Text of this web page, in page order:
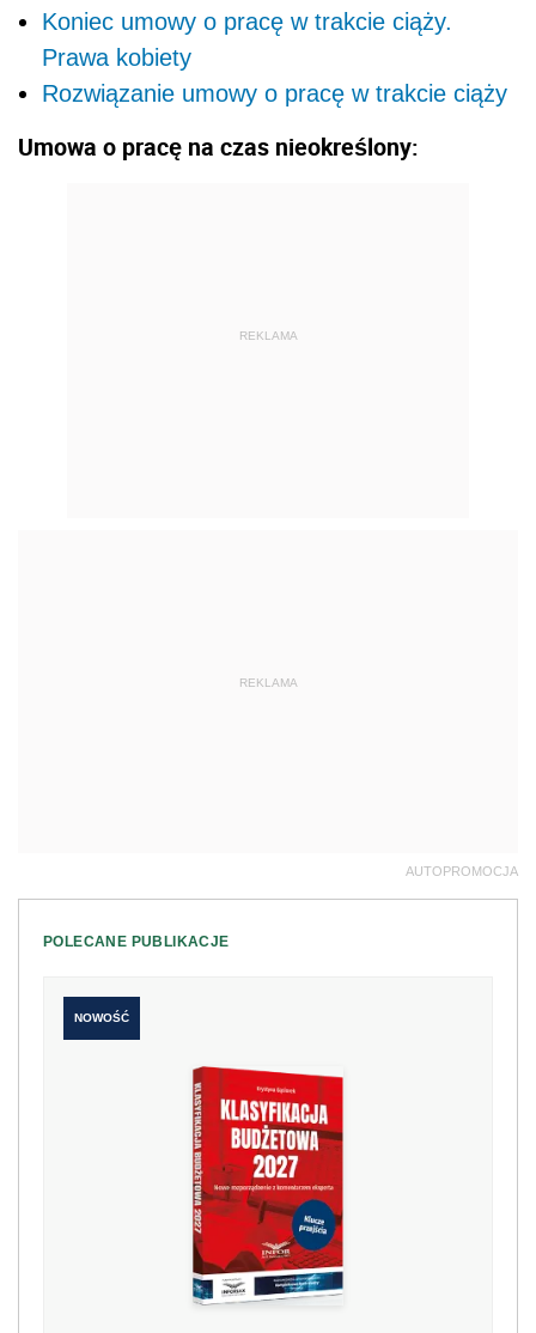
Koniec umowy o pracę w trakcie ciąży.
Prawa kobiety
Rozwiązanie umowy o pracę w trakcie ciąży
Umowa o pracę na czas nieokreślony:
REKLAMA
REKLAMA
AUTOPROMOCJA
POLECANE PUBLIKACJE
NOWOŚĆ